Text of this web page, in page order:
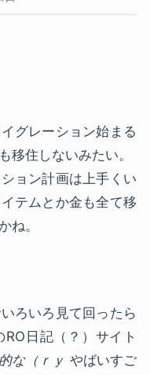
グレーション始まる
移住しないみたい。
ョン計画は上手くい
テムとか金も全て移
ね。
ろいろ見て回ったら
日記（？）サイト
な（ｒｙ やばいすご